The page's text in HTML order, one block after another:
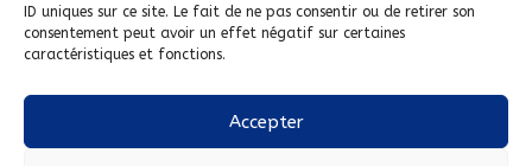
ID uniques sur ce site. Le fait de ne pas consentir ou de retirer son
consentement peut avoir un effet négatif sur certaines
caractéristiques et fonctions.
Accepter
Conditions générales de vente
Politique de confidentialité